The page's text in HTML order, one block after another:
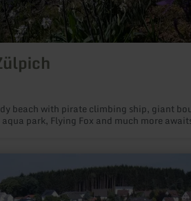
beach with pirate climbing ship, giant
park, Flying Fox and much more